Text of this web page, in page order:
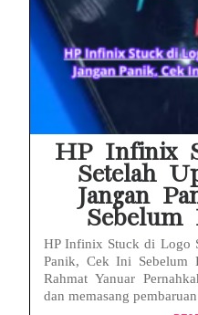
HP Infinix
Setelah
Jangan
Sebelum
HP Infinix Stuck di Logo
Panik, Cek Ini Sebelum
Rahmat Yanuar
dan memasang